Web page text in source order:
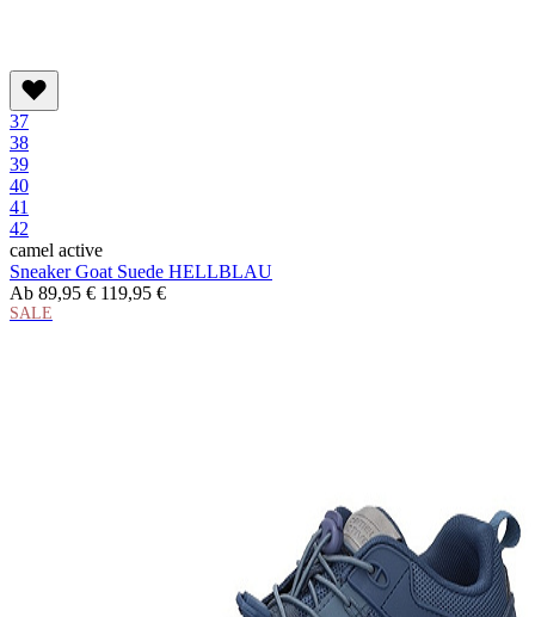
37
38
39
40
41
42
camel active
Sneaker Goat Suede HELLBLAU
Ab 89,95 € 119,95 €
SALE